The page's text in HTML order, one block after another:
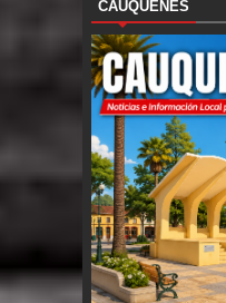
CAUQUENES